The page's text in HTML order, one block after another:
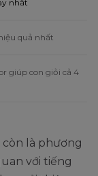
nhất
quả nhất
giúp con giỏi cả 4
là phương
với tiếng